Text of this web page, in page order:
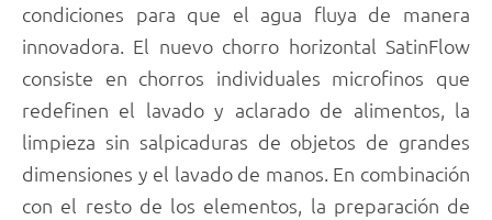
condiciones para que el agua fluya de manera
innovadora. El nuevo chorro horizontal SatinFlow
consiste en chorros individuales microfinos que
redefinen el lavado y aclarado de alimentos, la
limpieza sin salpicaduras de objetos de grandes
dimensiones y el lavado de manos. En combinación
con el resto de los elementos, la preparación de